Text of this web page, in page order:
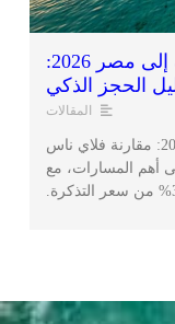
أرخص تذاكر طيران من السعودية إلى مصر 2026:
الحجز الذكي
المقالات
أرخص تذاكر طيران من السعودية لمصر 2026: مقارنة فلاي ناس
أهم المسارات، مع